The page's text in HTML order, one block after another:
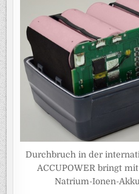
Durchbruch in der
ACCUPOWER bringt
Natrium-Ionen-